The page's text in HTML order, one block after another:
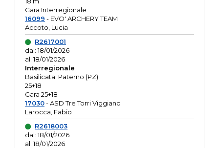
Gara Interregionale
16099 - EVO' ARCHERY TEAM
Accoto, Lucia
R2617001
dal: 18/01/2026
al: 18/01/2026
Interregionale
Basilicata: Paterno (PZ)
25+18
Gara 25+18
17030- ASD Tre Torri Viggiano
Larocca, Fabio
R2618003
dal: 18/01/2026
al: 18/01/2026